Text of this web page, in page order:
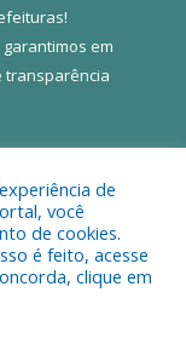
!
em
transparência
de Colares.
de
você
de cookies.
é feito, acesse
clique em